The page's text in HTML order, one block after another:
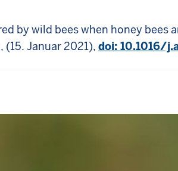
by wild bees when honey
Januar 2021), doi: 10.1016/